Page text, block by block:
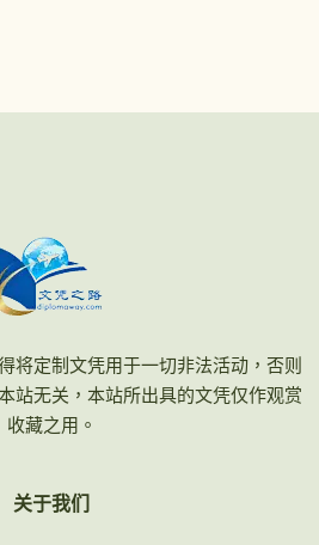
将定制文凭用于一切非法活动，否则
站无关，本站所出具的文凭仅作观赏
收藏之用。
关于我们